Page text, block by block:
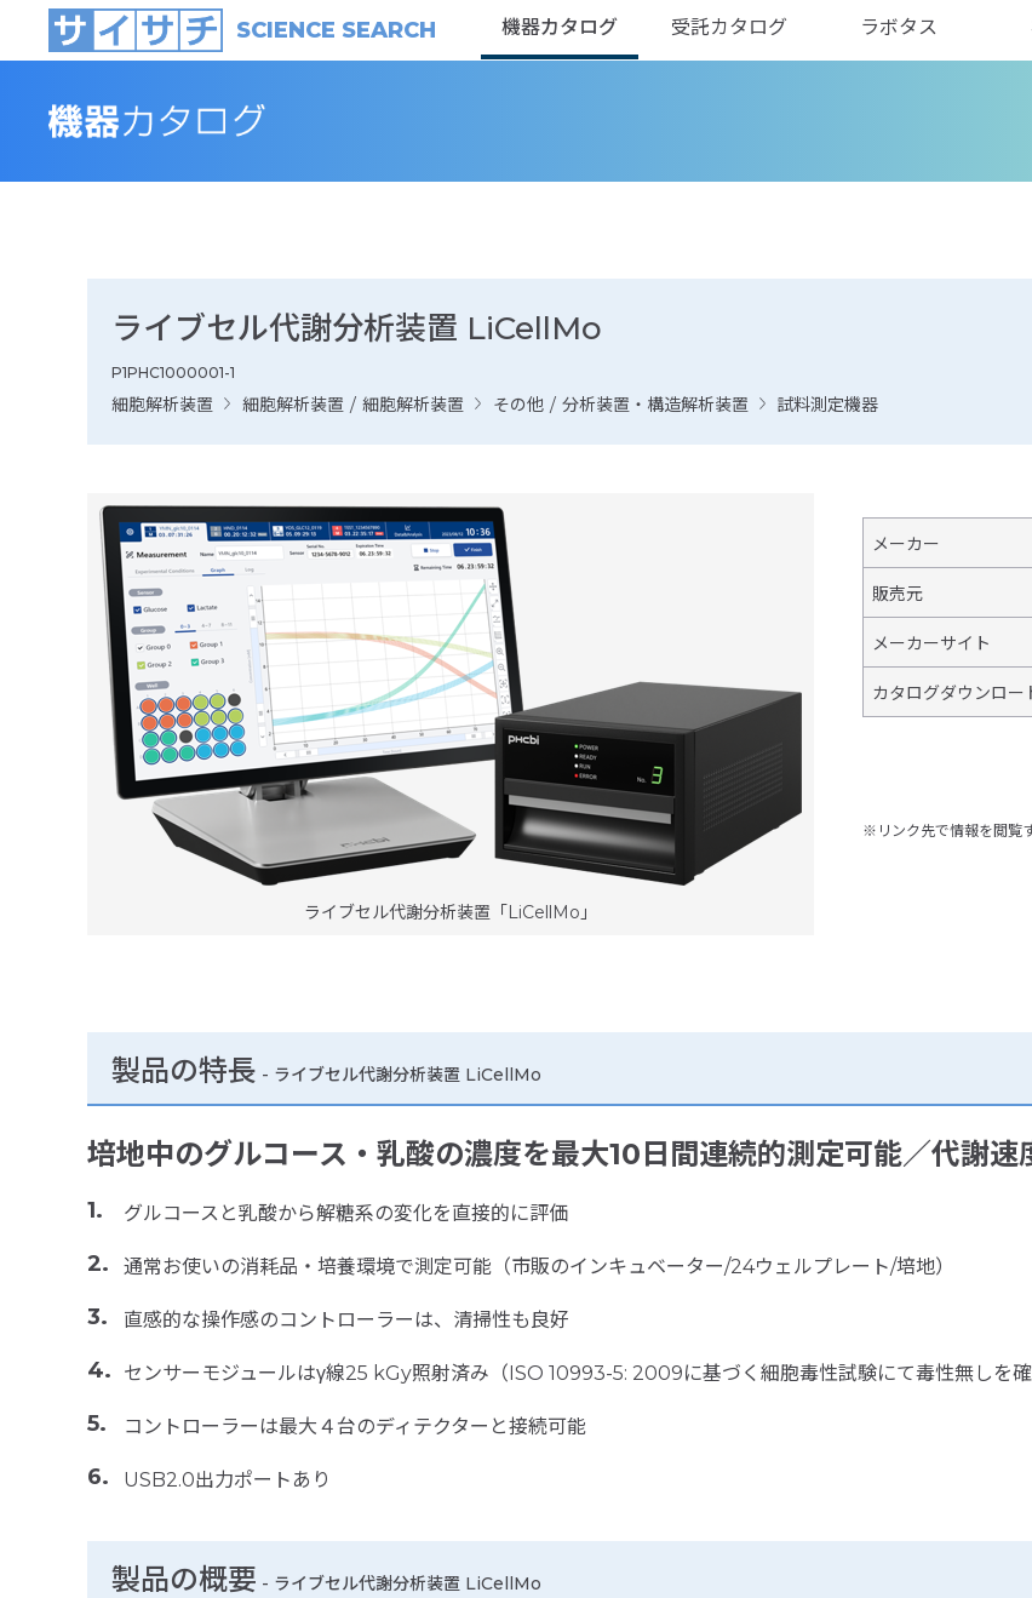
SCIENCE SEARCH 機器カタログ 受託カタログ ラボタス
ライブセル代謝分析装置 LiCellMo
P1PHC1000001-1
細胞解析装置 細胞解析装置 / 細胞解析装置 その他 / 分析装置・構造解析装置 試料測定機器
ライブセル代謝分析装置「LiCellMo」
メーカー
販売元
メーカーサイト
カタログダウンロー
※リンク先で情報を閲覧
製品の特長 - ライブセル代謝分析装置 LiCellMo
培地中のグルコース・乳酸の濃度を最大10日間連続的測定可能／代謝速
グルコースと乳酸から解糖系の変化を直接的に評価
通常お使いの消耗品・培養環境で測定可能（市販のインキュベーター/24ウェルプレート/培地）
直感的な操作感のコントローラーは、清掃性も良好
センサーモジュールはγ線25 kGy照射済み（ISO 10993-5: 2009に基づく細胞毒性試験にて毒性無しを確
コントローラーは最大４台のディテクターと接続可能
USB2.0出力ポートあり
製品の概要 - ライブセル代謝分析装置 LiCellMo